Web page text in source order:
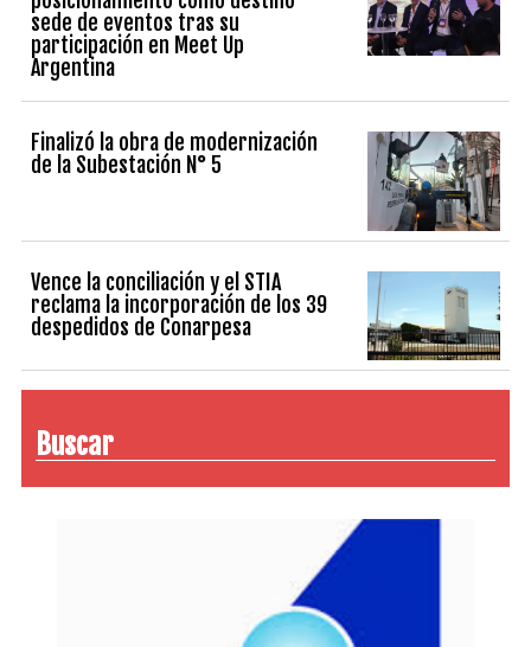
sede de eventos tras su
participación en Meet Up
Argentina
Finalizó la obra de modernización
de la Subestación N° 5
Vence la conciliación y el STIA
reclama la incorporación de los 39
despedidos de Conarpesa
Buscar